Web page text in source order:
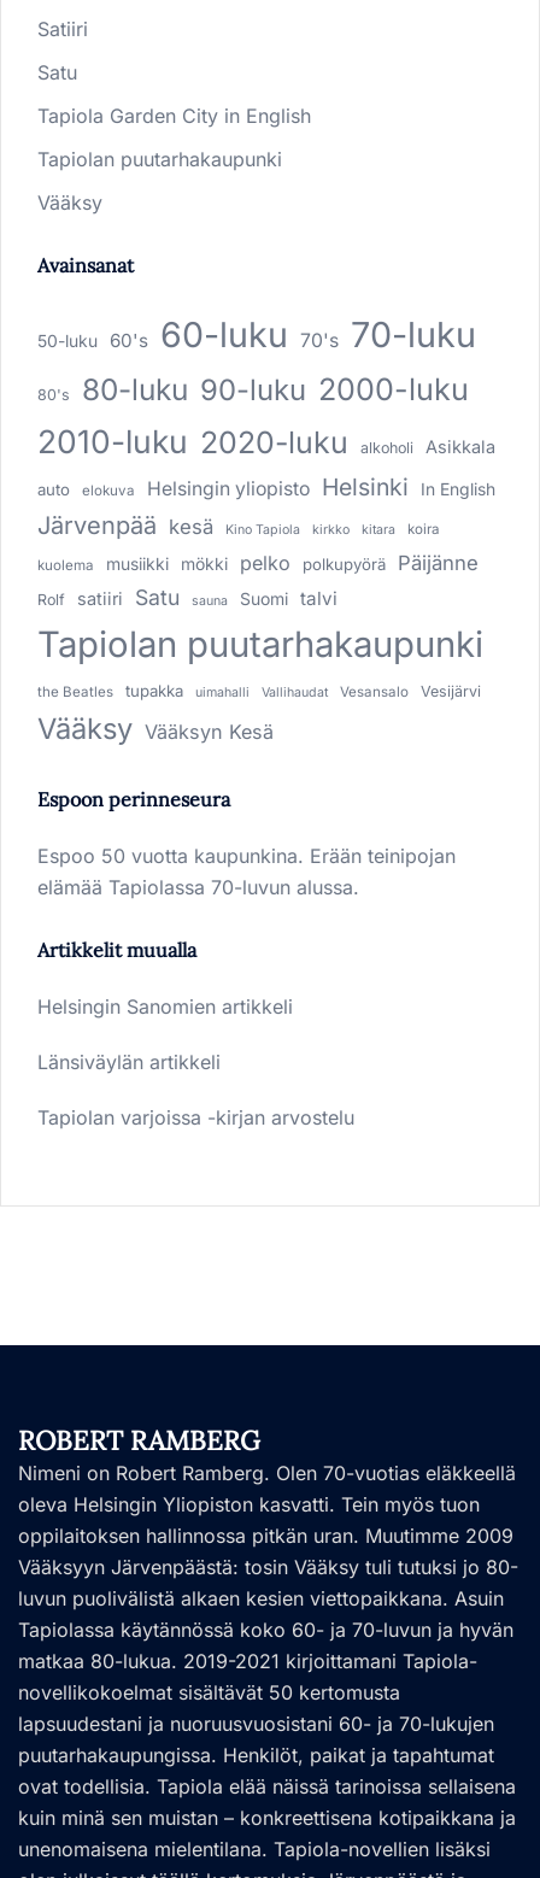
Satiiri
Satu
Tapiola Garden City in English
Tapiolan puutarhakaupunki
Vääksy
Avainsanat
50-luku 60's 60-luku 70's 70-luku
80's 80-luku 90-luku 2000-luku
2010-luku 2020-luku alkoholi Asikkala
auto elokuva Helsingin yliopisto Helsinki In English
Järvenpää kesä Kino Tapiola kirkko kitara koira
kuolema musiikki mökki pelko polkupyörä Päijänne
Rolf satiiri Satu sauna Suomi talvi
Tapiolan puutarhakaupunki
the Beatles tupakka uimahalli Vallihaudat Vesansalo Vesijärvi
Vääksy Vääksyn Kesä
Espoon perinneseura
Espoo 50 vuotta kaupunkina. Erään teinipojan
elämää Tapiolassa 70-luvun alussa.
Artikkelit muualla
Helsingin Sanomien artikkeli
Länsiväylän artikkeli
Tapiolan varjoissa -kirjan arvostelu
ROBERT RAMBERG
Nimeni on Robert Ramberg. Olen 70-vuotias eläkkeellä
oleva Helsingin Yliopiston kasvatti. Tein myös tuon
oppilaitoksen hallinnossa pitkän uran. Muutimme 2009
Vääksyyn Järvenpäästä: tosin Vääksy tuli tutuksi jo 80-
luvun puolivälistä alkaen kesien viettopaikkana. Asuin
Tapiolassa käytännössä koko 60- ja 70-luvun ja hyvän
matkaa 80-lukua. 2019-2021 kirjoittamani Tapiola-
novellikokoelmat sisältävät 50 kertomusta
lapsuudestani ja nuoruusvuosistani 60- ja 70-lukujen
puutarhakaupungissa. Henkilöt, paikat ja tapahtumat
ovat todellisia. Tapiola elää näissä tarinoissa sellaisena
kuin minä sen muistan – konkreettisena kotipaikkana ja
unenomaisena mielentilana. Tapiola-novellien lisäksi